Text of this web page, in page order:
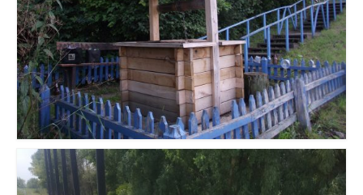
Доступ до публічної інформації
Звернення громадян
Повідомити про корупцію
Прес-центр
Новини
Анонси